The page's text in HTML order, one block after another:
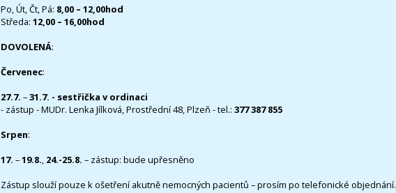
Po, Út, Čt, Pá: 8,00 – 12,00hod
Středa: 12,00 – 16,00hod
DOVOLENÁ:
Červenec:
27.7. –31.7. - sestřička v ordinaci
- zástup - MUDr. Lenka Jílková, Prostřední 48, Plzeň - tel.: 377 387 855
Srpen:
17. –19.8., 24.-25.8. – zástup: bude upřesněno
Zástup slouží pouze k ošetření akutně nemocných pacientů – prosím po telefonické objednání.